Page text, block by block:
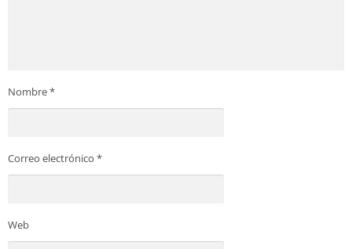
Nombre*
Correo electrónico *
Web